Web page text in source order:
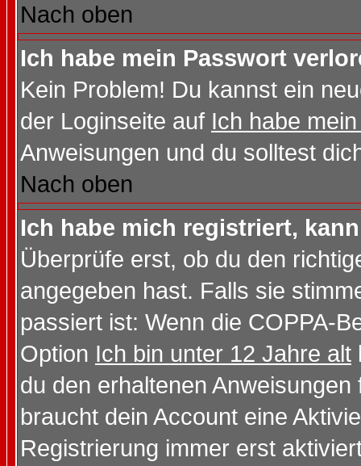
Nach oben
Ich habe mein Passwort
Kein Problem! Du kannst ein
der Loginseite auf Ich habe
Anweisungen und du solltest
Nach oben
Ich habe mich registriert,
Überprüfe erst, ob du den
angegeben hast. Falls sie
passiert ist: Wenn die COPPA-
Option Ich bin unter 12 Jahre alt
du den erhaltenen
braucht dein Account eine
Registrierung immer erst